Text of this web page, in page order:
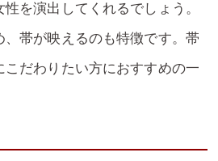
を演出してくれるでしょう。
帯が映えるのも特徴です。帯
だわりたい方におすすめの一